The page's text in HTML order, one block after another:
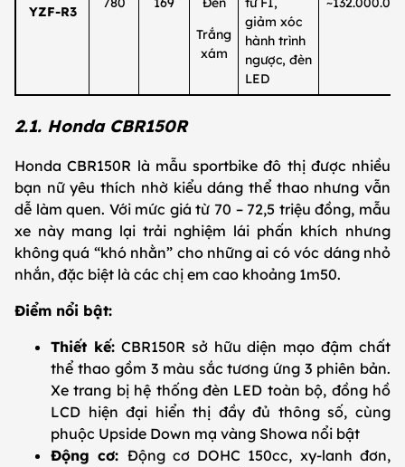
YZF-R3
Trắng
xám
giảm xóc
hành trình
ngược, đèn
LED
2.1. Honda CBR150R
Honda CBR150R là mẫu sportbike đô thị được nhiều
bạn nữ yêu thích nhờ kiểu dáng thể thao nhưng vẫn
dễ làm quen. Với mức giá từ 70 – 72,5 triệu đồng, mẫu
xe này mang lại trải nghiệm lái phấn khích nhưng
không quá “khó nhằn” cho những ai có vóc dáng nhỏ
nhắn, đặc biệt là các chị em cao khoảng 1m50.
Điểm nổi bật:
Thiết kế:CBR150R sở hữu diện mạo đậm chất
thể thao gồm 3 màu sắc tương ứng 3 phiên bản.
Xe trang bị hệ thống đèn LED toàn bộ, đồng hồ
LCD hiện đại hiển thị đầy đủ thông số, cùng
phuộc Upside Down mạ vàng Showa nổi bật
Động cơ: Động cơ DOHC 150cc, xy-lanh đơn,